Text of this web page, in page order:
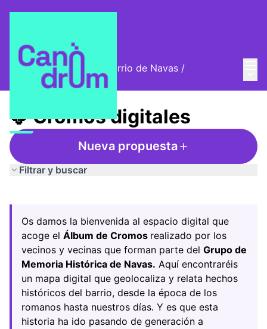
Cromos digitales del barrio de Navas /
🦊 Cromos digitales
🦊 Cromos digitales
Nueva propuesta
Filtrar y buscar
−
Os damos la bienvenida al espacio digital que
acoge el Álbum de Cromos realizado por los
vecinos y vecinas que forman parte del Grupo de
Memoria Histórica de Navas. Aquí encontraréis
un mapa digital que geolocaliza y relata hechos
históricos del barrio, desde la época de los
romanos hasta nuestros días. Y es que esta
historia ha ido pasando de generación a